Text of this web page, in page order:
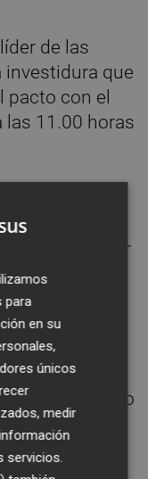
de las
investidura que
pacto con el
las 11.00 horas
lo que
los
del anterior
facilitará
el
en el marco
y en el impulso
para
en su
únicos
medir
servicios.